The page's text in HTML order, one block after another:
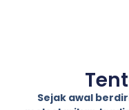
Sejak awal